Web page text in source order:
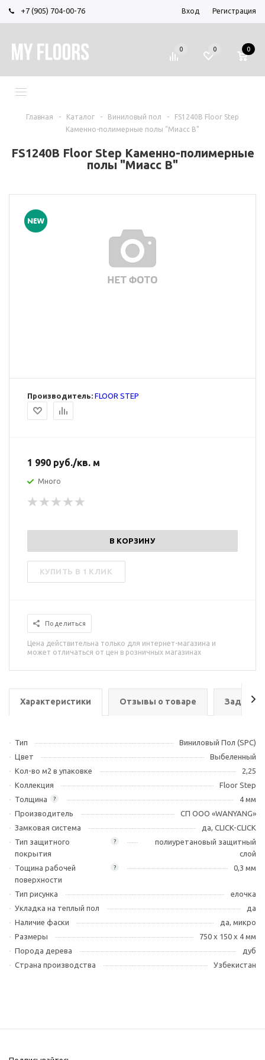
+7 (905) 704-00-76 Вход Регистрация
0 0 0
Главная - Каталог - Виниловый пол -
FS1240B Floor Step
Каменно-полимерные полы "Миасс B"
FS1240B Floor Step Каменно-полимерные
полы "Миасс B"
Производитель: FLOOR STEP
1 990 руб./кв. м
Много
В КОРЗИНУ
КУПИТЬ В 1 КЛИК
Поделиться
Цена действительна только для интернет-магазина и
может отличаться от цен в розничных магазинах
Характеристики Отзывы о товаре Задать
Тип
Виниловый Пол (SPC)
Цвет
Выбеленный
Кол-во м2 в упаковке
2,25
Коллекция
Floor Step
?
Толщина
4 мм
Производитель
СП ООО «WANYANG»
Замковая система
да, CLICK-CLICK
?
Тип защитного
покрытия
полиуретановый защитный
слой
?
Тощина рабочей
поверхности
0,3 мм
Тип рисунка
елочка
Укладка на теплый пол
да
Наличие фаски
да, микро
Размеры
750 х 150 х 4 мм
Порода дерева
дуб
Страна производства
Узбекистан